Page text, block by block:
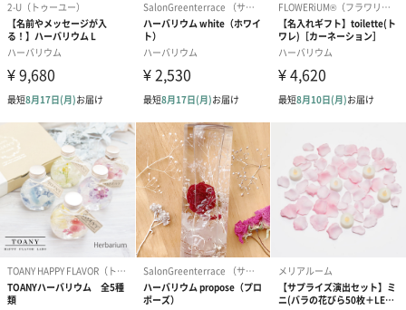
メッセージカード（通常・写真・グリーティング）
誕生日や結婚祝い・出産祝いなど、様々なシーンのメッセージカ
ードを同梱します。
メッセージカードや封筒のデザインは一部変更する場合がありま
す。